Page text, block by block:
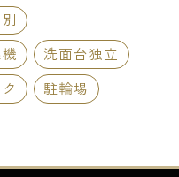
洗面台独立
駐輪場